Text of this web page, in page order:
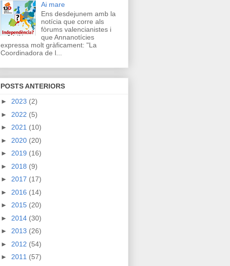
Ai mare
Ens desdejunem amb la
notícia que corre als
fòrums valencianistes i
que Annanotícies
expressa molt gràficament: "La
Coordinadora de l...
POSTS ANTERIORS
► 2023 (2)
► 2022 (5)
► 2021 (10)
► 2020 (20)
► 2019 (16)
► 2018 (9)
► 2017 (17)
► 2016 (14)
► 2015 (20)
► 2014 (30)
► 2013 (26)
► 2012 (54)
► 2011 (57)